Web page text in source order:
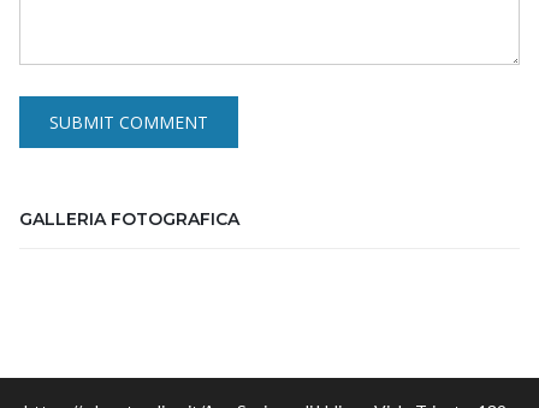
GALLERIA FOTOGRAFICA